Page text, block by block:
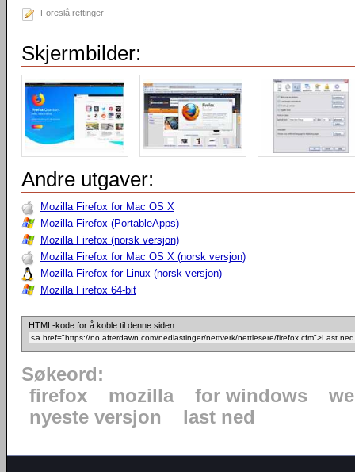
Foreslå rettinger
Skjermbilder:
Andre utgaver:
Mozilla Firefox for Mac OS X
Mozilla Firefox (PortableApps)
Mozilla Firefox (norsk versjon)
Mozilla Firefox for Mac OS X (norsk versjon)
Mozilla Firefox for Linux (norsk versjon)
Mozilla Firefox 64-bit
HTML-kode for å koble til denne siden:
Søkeord:
firefox
mozilla for windows
nyeste versjon
last ned